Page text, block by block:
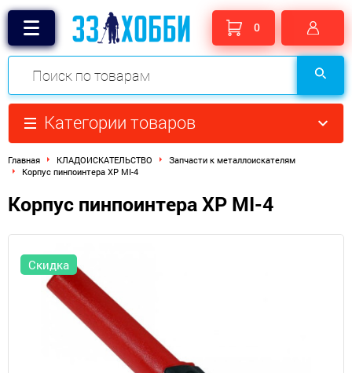
0
Категории товаров
Главная КЛАДОИСКАТЕЛЬСТВО
Запчасти к металлоискателям
Корпус пинпоинтера XP MI-4
Корпус пинпоинтера XP MI-4
Скидка